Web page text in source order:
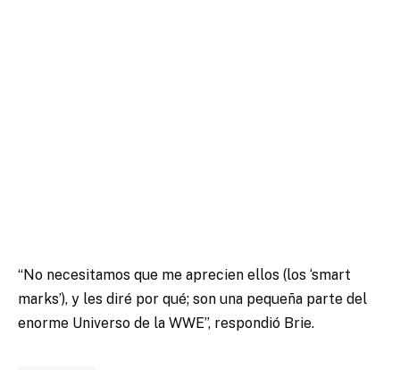
“No necesitamos que me aprecien ellos (los ‘smart
marks’), y les diré por qué; son una pequeña parte del
enorme Universo de la WWE”, respondió Brie.